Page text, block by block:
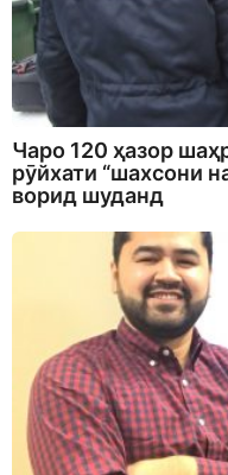
Чаро 120 ҳазор
рӯйхати “шахсони
ворид шуданд